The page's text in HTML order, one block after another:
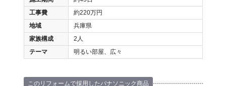
工事費
約220万円
地域
兵庫県
家族構成
2人
テーマ
明るい部屋、広々
このリフォームで採用したパナソニック商品